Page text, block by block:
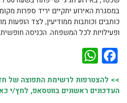
כותבים וכותבות ממודיעין, לצד הופעות
ופעילויות לכל המשפחה. הכניסה
Facebook
>> להצטרפות לרשימת התפוצה של
העדכונים ראשונים בווטסאפ, לחץ/י